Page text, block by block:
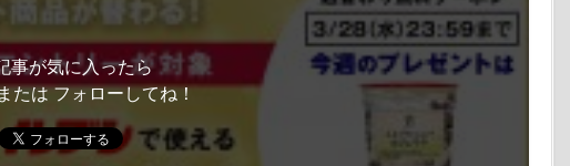
事が気に入ったら
たは フォローしてね！